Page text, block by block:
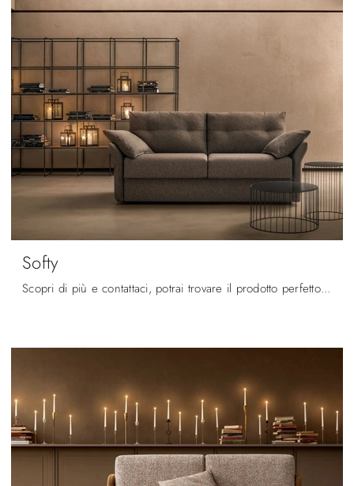
Softy
Scopri di più e contattaci, potrai trovare il prodotto perfetto da posizionare nella zona giorno che hai sempre voluto.